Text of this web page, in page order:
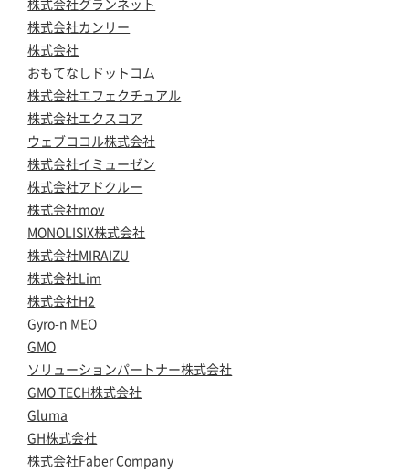
株式会社グランネット
株式会社カンリー
株式会社
おもてなしドットコム
株式会社エフェクチュアル
株式会社エクスコア
ウェブココル株式会社
株式会社イミューゼン
株式会社アドクルー
株式会社mov
MONOLISIX株式会社
株式会社MIRAIZU
株式会社Lim
株式会社H2
Gyro-n MEO
GMO
ソリューションパートナー株式会社
GMO TECH株式会社
Gluma
GH株式会社
株式会社Faber Company